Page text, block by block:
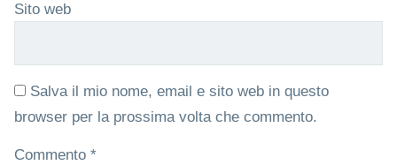
Sito web
Salva il mio nome, email e sito web in questo
browser per la prossima volta che commento.
Commento *